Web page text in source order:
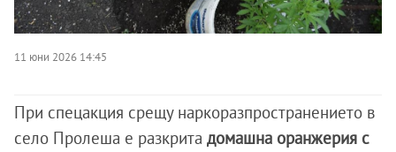
11 юни 2026 14:45
При спецакция срещу наркоразпространението в
село Пролеша е разкрита домашна оранжерия с